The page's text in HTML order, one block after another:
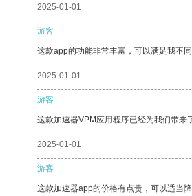
2025-01-01
游客
这款app的功能非常丰富，可以满足我不同
2025-01-01
游客
这款加速器VPM应用程序已经为我们带来
2025-01-01
游客
这款加速器app的价格有点贵，可以适当